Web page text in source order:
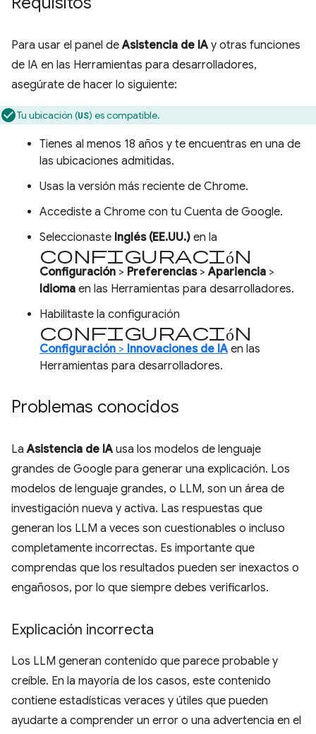
Para usar el panel deAsistencia de IA y otras funciones
de IA en las Herramientas para desarrolladores,
asegúrate de hacer lo siguiente:
Tu ubicación (US) es compatible.
Tienes al menos 18 años y te encuentras en una de
las ubicaciones admitidas.
Usas la versión más reciente de Chrome.
Accediste a Chrome con tu Cuenta de Google.
Seleccionaste Inglés (EE.UU.) en la
configuración
Configuración > Preferencias>Apariencia >
Idioma en las Herramientas para desarrolladores.
Habilitaste la configuración
Configuración
Configuración > Innovaciones de IA en las
Herramientas para desarrolladores.
Problemas conocidos
LaAsistencia de IA usa los modelos de lenguaje
grandes de Google para generar una explicación. Los
modelos de lenguaje grandes, o LLM, son un área de
investigación nueva y activa. Las respuestas que
generan los LLM a veces son cuestionables o incluso
completamente incorrectas. Es importante que
comprendas que los resultados pueden ser inexactos o
engañosos, por lo que siempre debes verificarlos.
Explicación incorrecta
Los LLM generan contenido que parece probable y
creíble. En la mayoría de los casos, este contenido
contiene estadísticas veraces y útiles que pueden
ayudarte a comprender un error o una advertencia en el